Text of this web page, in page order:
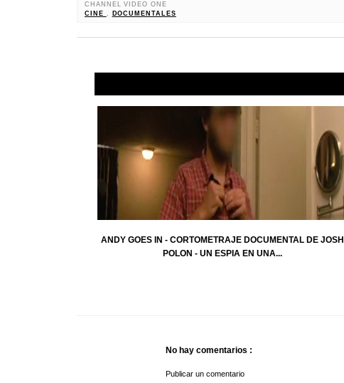
CHANNEL VIDEO ONE
CINE , DOCUMENTALES
ANDY GOES IN - CORTOMETRAJE DOCUMENTAL DE JOSH
POLON - UN ESPIA EN UNA...
No hay comentarios :
Publicar un comentario